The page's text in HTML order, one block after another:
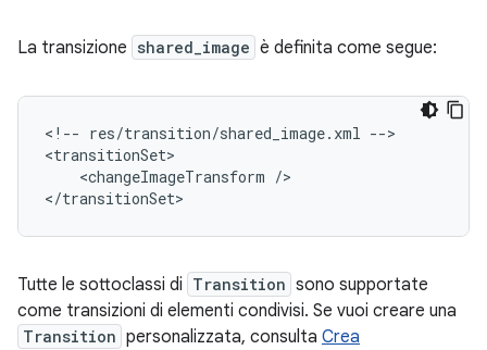
La transizione shared_image è definita come segue:
<!-- res/transition/shared_image.xml -->
<changeImageTransform />
Tutte le sottoclassi di Transition sono supportate
come transizioni di elementi condivisi. Se vuoi creare una
Transition personalizzata, consulta Crea